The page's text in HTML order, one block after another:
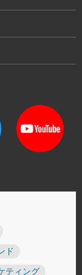
ド
ティング